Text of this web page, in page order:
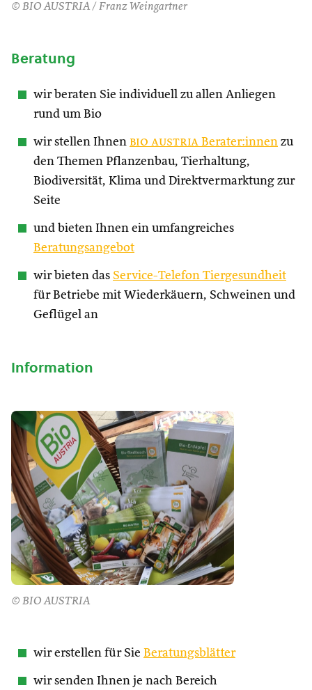
© BIO AUSTRIA / Franz Weingartner
Beratung
wir beraten Sie individuell zu allen Anliegen
rund um Bio
wir stellen Ihnen bio austria Berater:innen zu
den Themen Pflanzenbau, Tierhaltung,
Biodiversität, Klima und Direktvermarktung zur
Seite
und bieten Ihnen ein umfangreiches
Beratungsangebot
wir bieten das Service-Telefon Tiergesundheit
für Betriebe mit Wiederkäuern, Schweinen und
Geflügel an
Information
© BIO AUSTRIA
wir erstellen für Sie Beratungsblätter
wir senden Ihnen je nach Bereich